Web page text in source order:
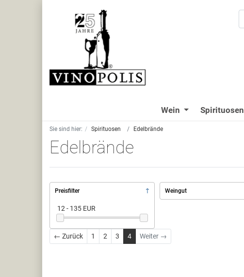
Wein Spirituosen
Sie sind hier: Spirituosen Edelbrände
Edelbrände
Preisfilter
12 - 135 EUR
Weingut
← ZurückZurück
1 2 3 4 Weiter →